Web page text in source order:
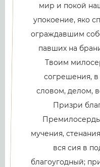
мир и покой
упокоение, яко
ограждавшим
павших на
Твоим
согрешения,
словом, делом,
Призри
мучения,
вся сия в
благоугодный;